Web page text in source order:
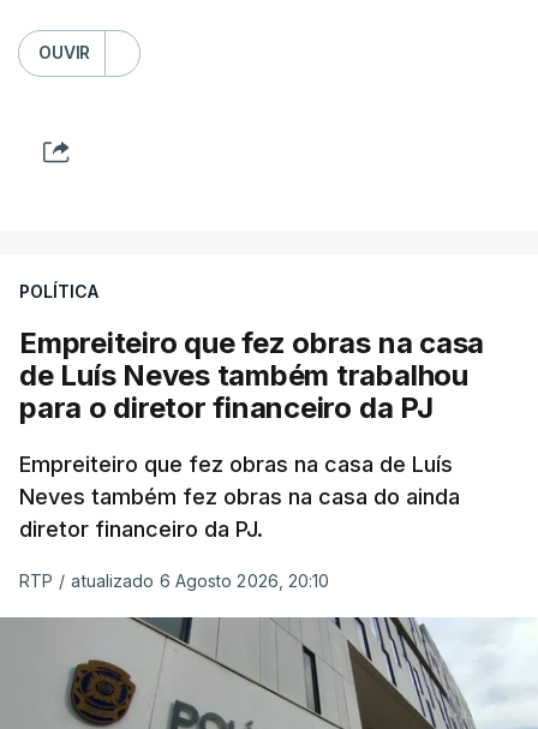
OUVIR
POLÍTICA
Empreiteiro que fez obras na casa
de Luís Neves também trabalhou
para o diretor financeiro da PJ
Empreiteiro que fez obras na casa de Luís
Neves também fez obras na casa do ainda
diretor financeiro da PJ.
RTP / atualizado 6 Agosto 2026, 20:10